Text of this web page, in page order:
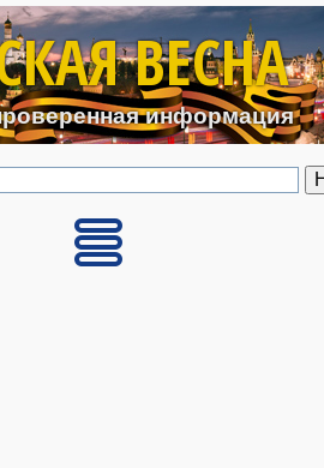
Перейти к основному
ВЕСНА
информация